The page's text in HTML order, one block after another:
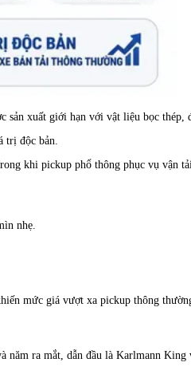
xuất giới hạn với vật liệu bọc thép,
trị độc bản.
khi pickup phổ thông phục vụ vận
nhẹ.
mức giá vượt xa pickup thông
ra mắt, dẫn đầu là Karlmann King